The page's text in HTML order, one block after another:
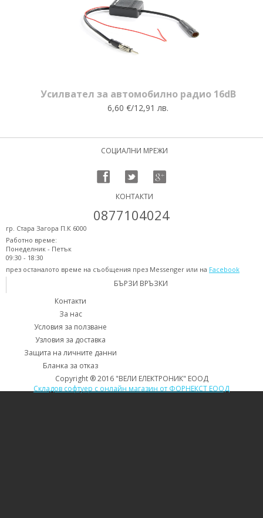
Усилвател за автомобилно радио 16dB
6,60 €/12,91 лв.
СОЦИАЛНИ МРЕЖИ
КОНТАКТИ
0877104024
гр. Стара Загора П.К 6000
Работно време:
Понеделник - Петък
09:30 - 18:30
през останалото време на съобщения през Messenger или на Facebook
БЪРЗИ ВРЪЗКИ
Контакти
За нас
Условия за ползване
Узловия за доставка
Защита на личните данни
Бланка за отказ
Copyright ® 2016 "ВЕЛИ ЕЛЕКТРОНИК" ЕООД
Складов софтуер с онлайн магазин от ФОРНЕКСТ ЕООД